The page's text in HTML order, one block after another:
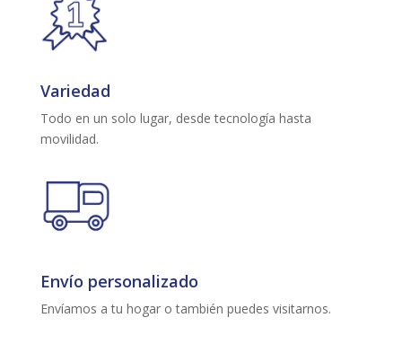
Variedad
Todo en un solo lugar, desde tecnología hasta
movilidad.
Envío personalizado
Envíamos a tu hogar o también puedes visitarnos.